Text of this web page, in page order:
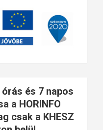
és 7 napos
a HORINFO
csak a KHESZ